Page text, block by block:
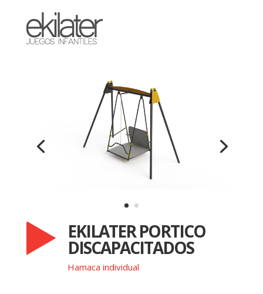
EKILATER PORTICO
DISCAPACITADOS
Hamaca individual